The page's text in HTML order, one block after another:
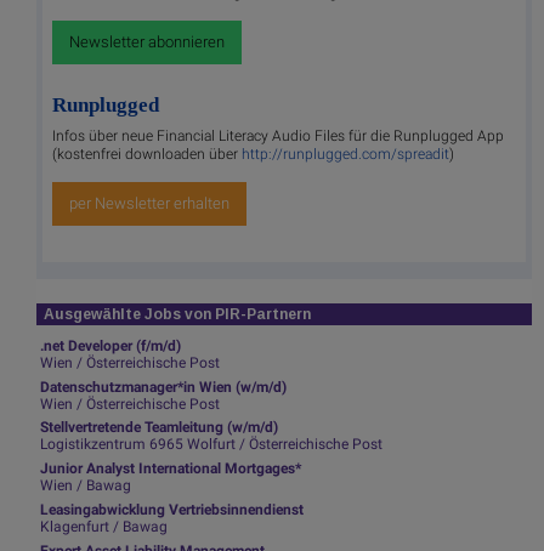
Newsletter abonnieren
Runplugged
Infos über neue Financial Literacy Audio Files für die Runplugged App
(kostenfrei downloaden über http://runplugged.com/spreadit)
per Newsletter erhalten
Ausgewählte Jobs von PIR-Partnern
.net Developer (f/m/d)
Wien / Österreichische Post
Datenschutzmanager*in Wien (w/m/d)
Wien / Österreichische Post
Stellvertretende Teamleitung (w/m/d)
Logistikzentrum 6965 Wolfurt / Österreichische Post
Junior Analyst International Mortgages*
Wien / Bawag
Leasingabwicklung Vertriebsinnendienst
Klagenfurt / Bawag